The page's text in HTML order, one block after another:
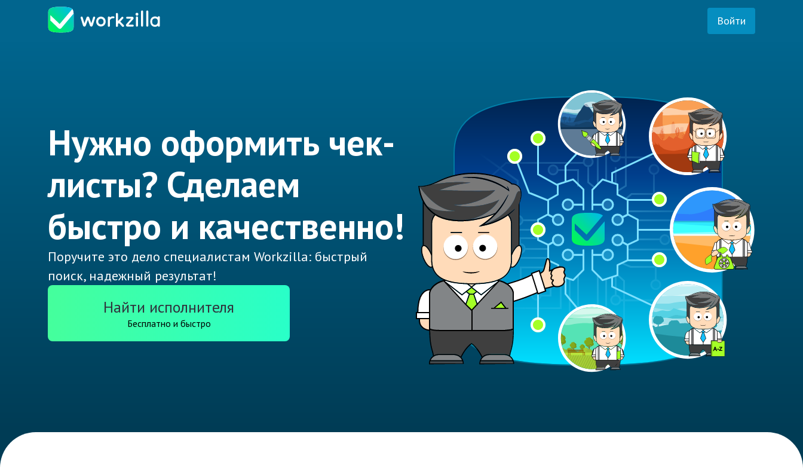
Войти
Нужно оформить чек-
листы? Сделаем
быстро и качественно!
Поручите это дело специалистам Workzilla: быстрый
поиск, надежный результат!
Найти исполнителя
Бесплатно и быстро